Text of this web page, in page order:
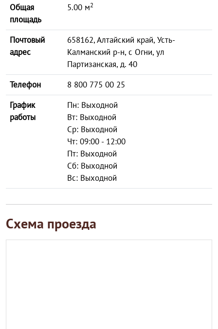
Общая
площадь
5.00 м2
Почтовый
адрес
658162, Алтайский край, Усть-
Калманский р-н, с Огни, ул
Партизанская, д. 40
Телефон
8 800 775 00 25
График
работы
Пн: Выходной
Вт: Выходной
Ср: Выходной
Чт: 09:00 - 12:00
Пт: Выходной
Сб: Выходной
Вс: Выходной
Схема проезда